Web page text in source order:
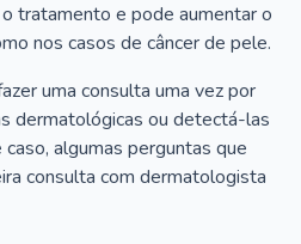
tratamento e pode aumentar o
nos casos de câncer de pele.
uma consulta uma vez por
dermatológicas ou detectá-las
algumas perguntas que
consulta com dermatologista